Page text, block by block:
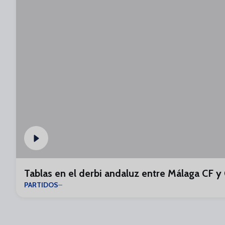
Tablas en el derbi andaluz entre Málaga CF y
PARTIDOS